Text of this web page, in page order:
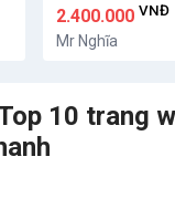
2.400.000 VNĐ
Mr Nghĩa
10 trang